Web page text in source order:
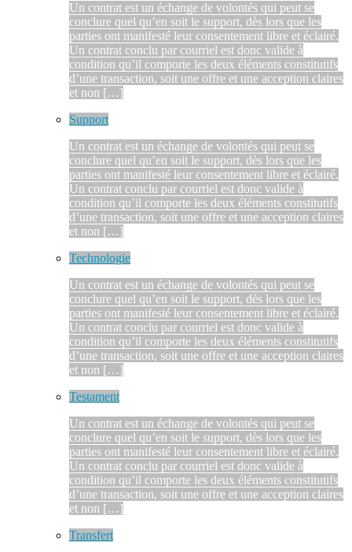
Un contrat est un échange de volontés qui peut se
conclure quel qu’en soit le support, dès lors que les
parties ont manifesté leur consentement libre et éclairé.
Un contrat conclu par courriel est donc valide à
condition qu’il comporte les deux éléments constitutifs
d’une transaction, soit une offre et une acception claires
et non […]
Support
Un contrat est un échange de volontés qui peut se
conclure quel qu’en soit le support, dès lors que les
parties ont manifesté leur consentement libre et éclairé.
Un contrat conclu par courriel est donc valide à
condition qu’il comporte les deux éléments constitutifs
d’une transaction, soit une offre et une acception claires
et non […]
Technologie
Un contrat est un échange de volontés qui peut se
conclure quel qu’en soit le support, dès lors que les
parties ont manifesté leur consentement libre et éclairé.
Un contrat conclu par courriel est donc valide à
condition qu’il comporte les deux éléments constitutifs
d’une transaction, soit une offre et une acception claires
et non […]
Testament
Un contrat est un échange de volontés qui peut se
conclure quel qu’en soit le support, dès lors que les
parties ont manifesté leur consentement libre et éclairé.
Un contrat conclu par courriel est donc valide à
condition qu’il comporte les deux éléments constitutifs
d’une transaction, soit une offre et une acception claires
et non […]
Transfert